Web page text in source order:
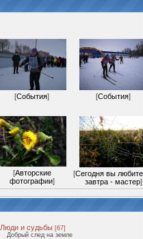
[События] [События]
[Авторские
фотографии]
[Сегодня вы
завтра - мастер]
Люди и судьбы [67]
Добрый след на земле